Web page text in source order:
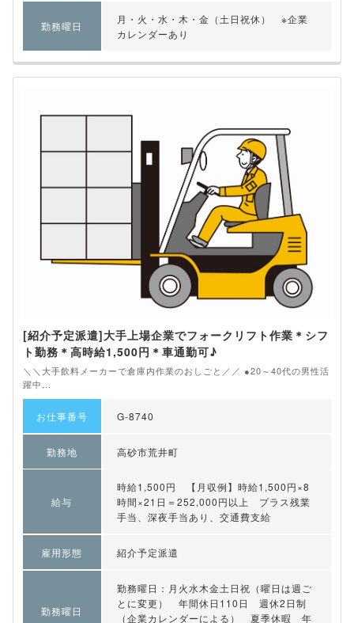
勤務曜日
月・火・水・木・金（土日祝休） ※企業
カレンダーあり
[紹介予定派遣]大手上場企業でフォークリフト作業＊シフ
ト勤務＊高時給1,500円＊車通勤可♪
＼＼大手飲料メーカーで倉庫内作業のおしごと／／ ●20～40代の男性活
躍中...
お仕事番号 G-8740
勤務地 高砂市荒井町
給与
時給1,500円 【月収例】時給1,500円×8
時間×21日＝252,000円以上 プラス残業
手当、深夜手当あり、交通費支給
雇用形態 紹介予定派遣
勤務曜日
勤務曜日：月火水木金土日祝（曜日は週ご
とに変更） 年間休日110日 週休2日制
（企業カレンダーによる） 夏季休暇 年